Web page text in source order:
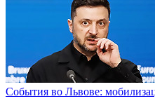
События во Львове: